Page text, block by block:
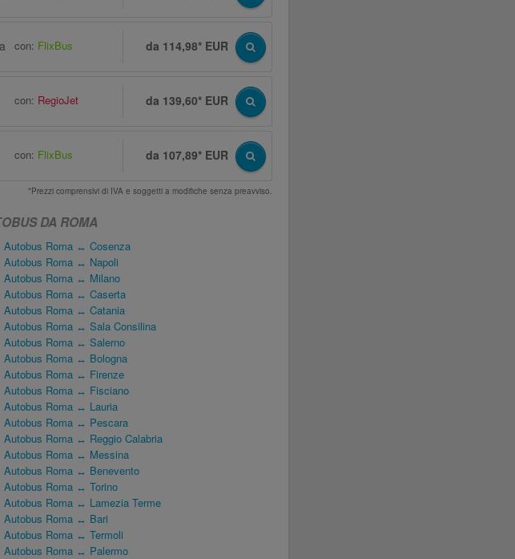
con: FlixBus da 114,98* EUR
con: RegioJet da 139,60* EUR
con: FlixBus da 107,89* EUR
*Prezzi comprensivi di IVA e soggetti a modifiche senza preavviso.
DA ROMA
Autobus Roma ↔ Cosenza
Autobus Roma ↔ Napoli
Autobus Roma ↔ Milano
Autobus Roma ↔ Caserta
Autobus Roma ↔ Catania
Autobus Roma ↔ Sala Consilina
Autobus Roma ↔ Salerno
Autobus Roma ↔ Bologna
Autobus Roma ↔ Firenze
Autobus Roma ↔ Fisciano
Autobus Roma ↔ Lauria
Autobus Roma ↔ Pescara
Autobus Roma ↔ Reggio Calabria
Autobus Roma ↔ Messina
Autobus Roma ↔ Benevento
Autobus Roma ↔ Torino
Autobus Roma ↔ Lamezia Terme
Autobus Roma ↔ Bari
Autobus Roma ↔ Termoli
Autobus Roma ↔ Palermo